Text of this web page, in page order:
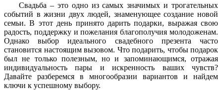
Свадьба – это одно из самых значимых и трогательных
событий в жизни двух людей, знаменующее создание новой
семьи. В этот день принято дарить подарки, выражая свою
радость, поддержку и пожелания благополучия молодоженам.
Однако выбор идеального свадебного презента часто
становится настоящим вызовом. Что подарить, чтобы подарок
был не только полезным, но и запоминающимся, отражая
индивидуальность пары и искренность ваших чувств?
Давайте разберемся в многообразии вариантов и найдем
ключи к успешному выбору.